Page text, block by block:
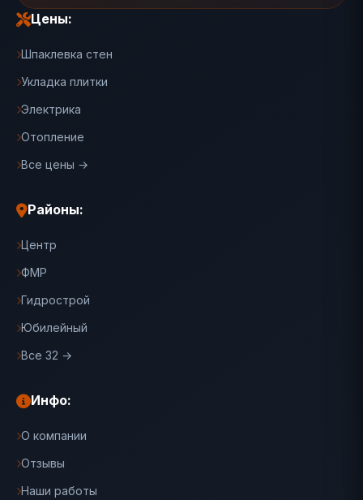
Цены:
Шпаклевка стен
Укладка плитки
Электрика
Отопление
Все цены →
Районы:
Центр
ФМР
Гидрострой
Юбилейный
Все 32 →
Инфо:
О компании
Отзывы
Наши работы